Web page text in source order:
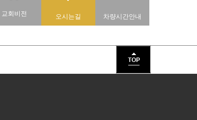
교회비전 오시는길 차량시간안내